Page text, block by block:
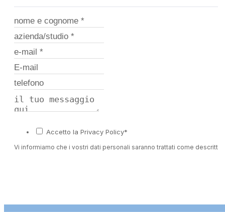
Accetto la Privacy Policy*
Vi informiamo che i vostri dati personali saranno trattati come descritto